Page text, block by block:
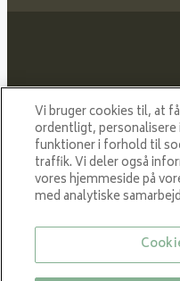
Proud member of
to a smaller carbon
Vi bruger cookies til, at
ordentligt,
funktioner i forhold til
traffik. Vi deler også
vores hjemmeside på
med analytiske